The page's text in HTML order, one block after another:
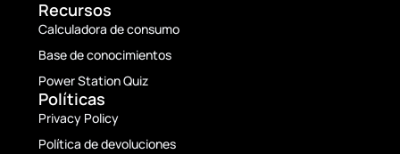
Recursos
Calculadora de consumo
Base de conocimientos
Power Station Quiz
Políticas
Privacy Policy
Política de devoluciones